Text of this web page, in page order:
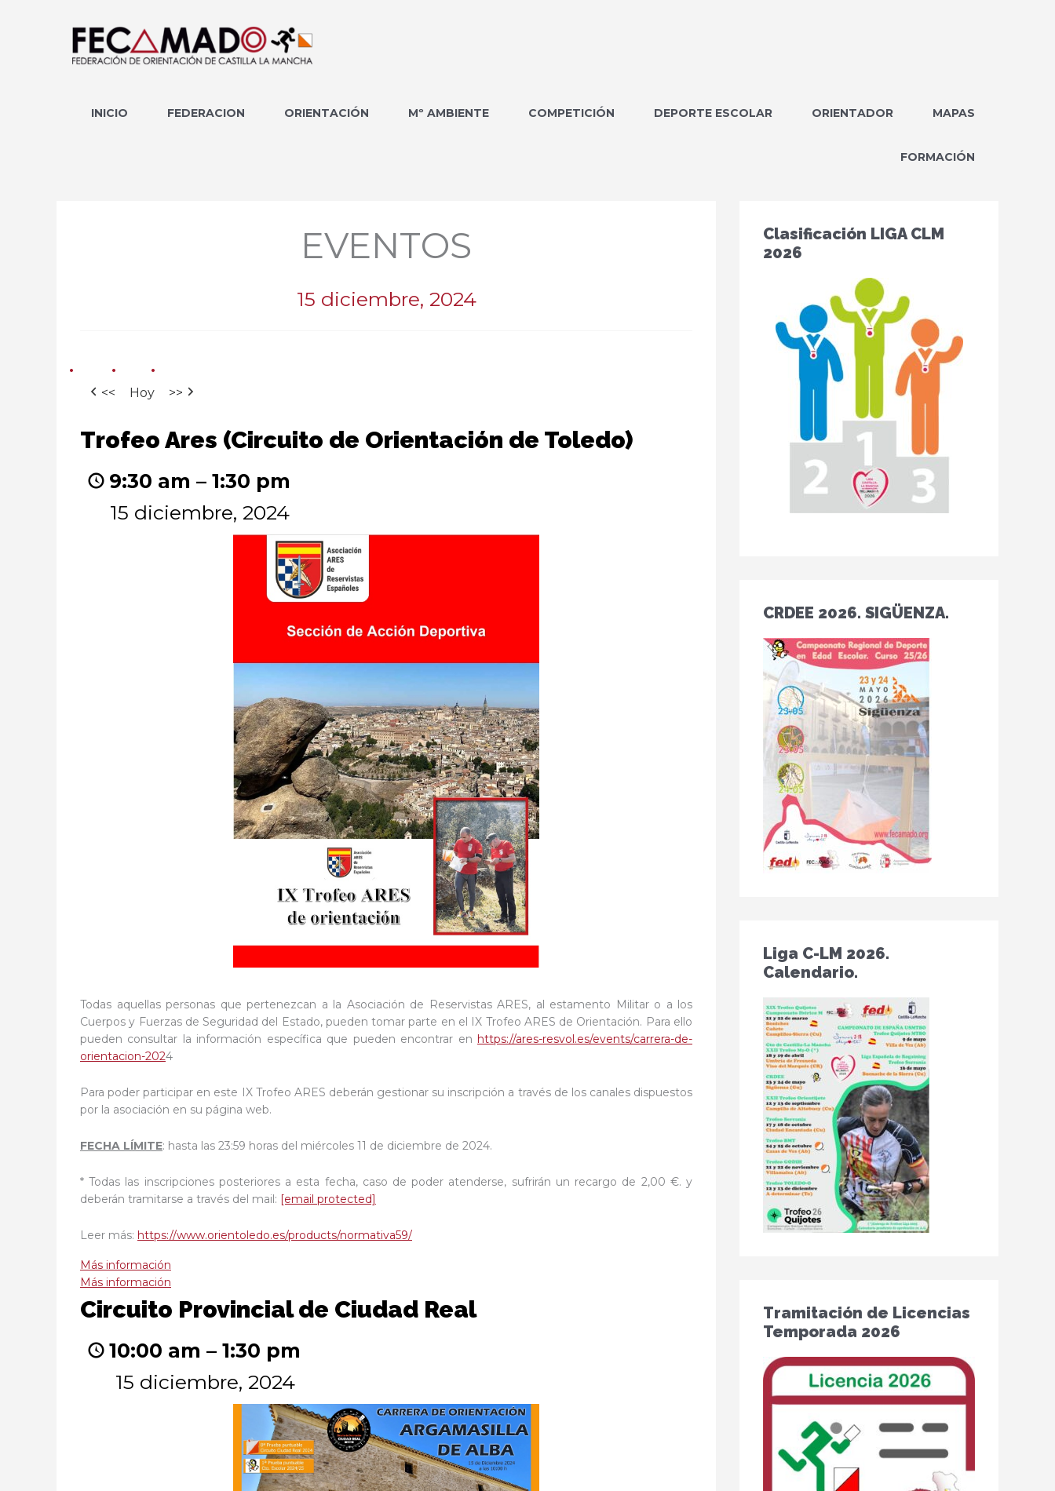
INICIO FEDERACION ORIENTACIÓN Mº AMBIENTE COMPETICIÓN DEPORTE ESCOLAR ORIENTADOR MAPAS
FORMACIÓN
EVENTOS
15 diciembre, 2024
<< Hoy >>
Trofeo
Ares
de
Trofeo Ares (Circuito de Orientación de Toledo)
9:30 am – 1:30 pm
15 diciembre, 2024
Todas aquellas personas que pertenezcan a la Asociación de Reservistas ARES, al estamento Militar o a los
Cuerpos y Fuerzas de Seguridad del Estado, pueden tomar parte en el IX Trofeo ARES de Orientación. Para ello
pueden consultar la información específica que pueden encontrar en https://ares-resvol.es/events/carrera-de-
orientacion-2024
Para poder participar en este IX Trofeo ARES deberán gestionar su inscripción a través de los canales dispuestos
por la asociación en su página web.
FECHA LÍMITE: hasta las 23:59 horas del miércoles 11 de diciembre de 2024.
* Todas las inscripciones posteriores a esta fecha, caso de poder atenderse, sufrirán un recargo de 2,00 €. y
deberán tramitarse a través del mail: [email protected]
Leer más: https://www.orientoledo.es/products/normativa59/
Más información
Más información
Circuito
Provincial
Ciudad
Circuito Provincial de Ciudad Real
10:00 am – 1:30 pm
15 diciembre, 2024
Clasificación LIGA CLM
2026
CRDEE 2026. SIGÜENZA.
Liga C-LM 2026.
Calendario.
Tramitación de Licencias
Temporada 2026